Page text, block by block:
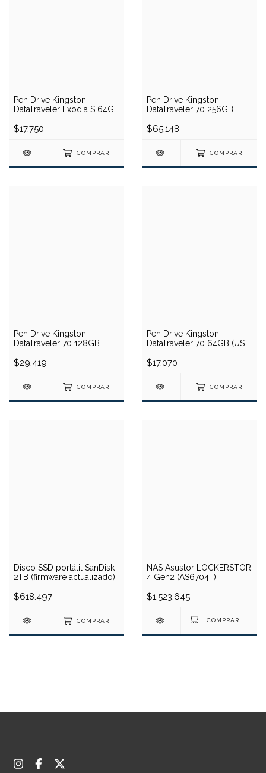
Pen Drive Kingston
DataTraveler Exodia S 64GB
$17.750
COMPRAR
Pen Drive Kingston
DataTraveler 70 256GB
$65.148
COMPRAR
Pen Drive Kingston
DataTraveler 70 128GB
$29.419
COMPRAR
Pen Drive Kingston
DataTraveler 70 64GB (USB
$17.070
COMPRAR
Disco SSD portátil SanDisk
2TB (firmware actualizado)
$618.497
COMPRAR
NAS Asustor LOCKERSTOR
4 Gen2 (AS6704T)
$1.523.645